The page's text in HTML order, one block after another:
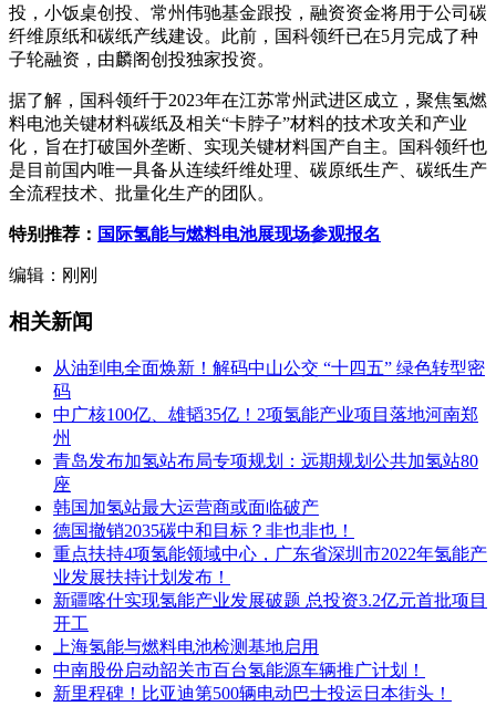
投，小饭桌创投、常州伟驰基金跟投，融资资金将用于公司碳
纤维原纸和碳纸产线建设。此前，国科领纤已在5月完成了种
子轮融资，由麟阁创投独家投资。
据了解，国科领纤于2023年在江苏常州武进区成立，聚焦氢燃
料电池关键材料碳纸及相关“卡脖子”材料的技术攻关和产业
化，旨在打破国外垄断、实现关键材料国产自主。国科领纤也
是目前国内唯一具备从连续纤维处理、碳原纸生产、碳纸生产
全流程技术、批量化生产的团队。
特别推荐： 国际氢能与燃料电池展现场参观报名
编辑：刚刚
相关新闻
从油到电全面焕新！解码中山公交 “十四五” 绿色转型密
码
中广核100亿、雄韬35亿！2项氢能产业项目落地河南郑
州
青岛发布加氢站布局专项规划：远期规划公共加氢站80
座
韩国加氢站最大运营商或面临破产
德国撤销2035碳中和目标？非也非也！
重点扶持4项氢能领域中心，广东省深圳市2022年氢能产
业发展扶持计划发布！
新疆喀什实现氢能产业发展破题 总投资3.2亿元首批项目
开工
上海氢能与燃料电池检测基地启用
中南股份启动韶关市百台氢能源车辆推广计划！
新里程碑！比亚迪第500辆电动巴士投运日本街头！